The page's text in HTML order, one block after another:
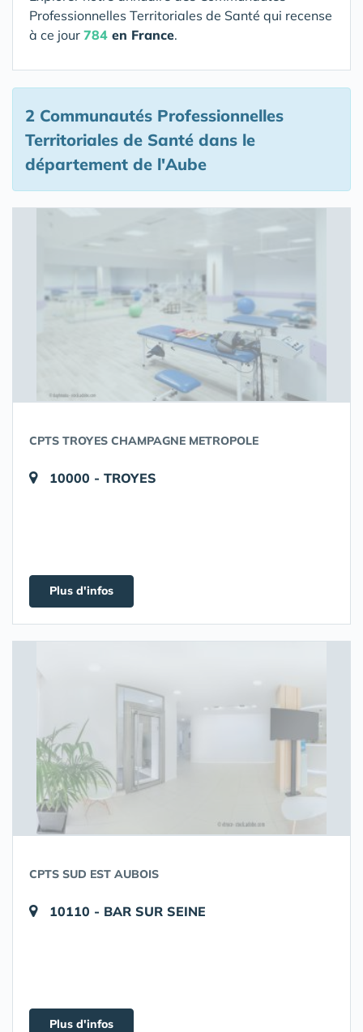
Professionnelles Territoriales de Santé qui recense
à ce jour 784 en France.
2 Communautés Professionnelles
Territoriales de Santé dans le
département de l'Aube
CPTS TROYES CHAMPAGNE METROPOLE
10000 - TROYES
Plus d'infos
CPTS SUD EST AUBOIS
10110 - BAR SUR SEINE
Plus d'infos